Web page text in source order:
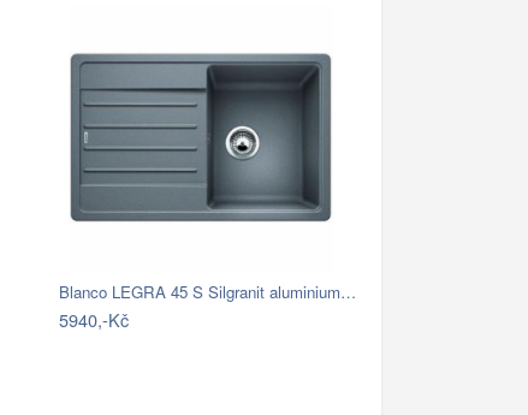
Blanco LEGRA 45 S Silgranit aluminium…
5940,-Kč